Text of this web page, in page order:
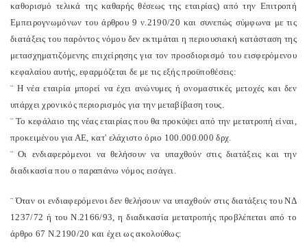
καθορισμό τελικά της καθαρής θέσεως της εταιρίας) από την Επιτροπή
Εμπειρογνωμόνων του άρθρου 9 ν.2190/20 και συνεπώς σύμφωνα με τις
διατάξεις του παρόντος νόμου δεν εκτιμάται η περιουσιακή κατάσταση της
μετασχηματιζόμενης επιχείρησης για τον προσδιορισμό του εισφερόμενου
κεφαλαίου αυτής, εφαρμόζεται δε με τις εξής προϋποθέσεις:
¨ Η νέα εταιρία μπορεί να έχει ανώνυμες ή ονομαστικές μετοχές και δεν
υπάρχει χρονικός περιορισμός για την μεταβίβαση τους.
¨ Το κεφάλαιο της νέας εταιρίας που θα προκύψει από την μετατροπή είναι,
προκειμένου για ΑΕ, κατ' ελάχιστο όριο 100.000.000 δρχ.
¨ Οι ενδιαφερόμενοι να θελήσουν να υπαχθούν στις διατάξεις και την
διαδικασία που ο παραπάνω νόμος εισάγει.
¨ Όταν οι ενδιαφερόμενοι δεν θελήσουν να υπαχθούν στις διατάξεις του ΝΔ
1237/72 ή του Ν.2166/93, η διαδικασία μετατροπής προβλέπεται από το
άρθρο 67 Ν.2190/20 και έχει ως ακολούθως: